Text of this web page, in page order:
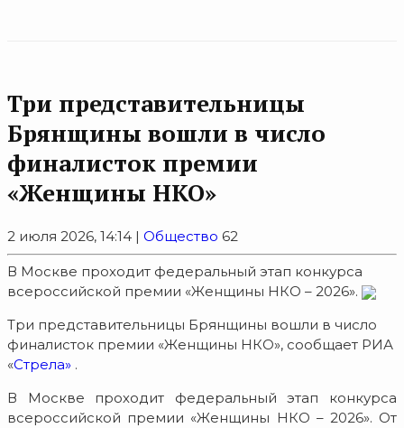
Три представительницы
Брянщины вошли в число
финалисток премии
«Женщины НКО»
2 июля 2026, 14:14 | Общество 62
В Москве проходит федеральный этап конкурса
всероссийской премии «Женщины НКО – 2026».
Три представительницы Брянщины вошли в число
финалисток премии «Женщины НКО», сообщает РИА
«Стрела» .
В Москве проходит федеральный этап конкурса
всероссийской премии «Женщины НКО – 2026». От